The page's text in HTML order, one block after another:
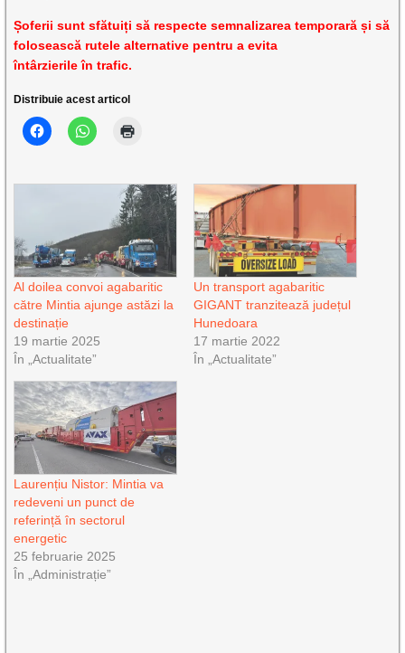
Șoferii sunt sfătuiți să respecte semnalizarea temporară și să
folosească rutele alternative pentru a evita
întârzierile în trafic.
Distribuie acest articol
Al doilea convoi agabaritic
către Mintia ajunge astăzi la
destinație
19 martie 2025
În „Actualitate”
Un transport agabaritic
GIGANT tranzitează județul
Hunedoara
17 martie 2022
În „Actualitate”
Laurențiu Nistor: Mintia va
redeveni un punct de
referință în sectorul
energetic
25 februarie 2025
În „Administrație”